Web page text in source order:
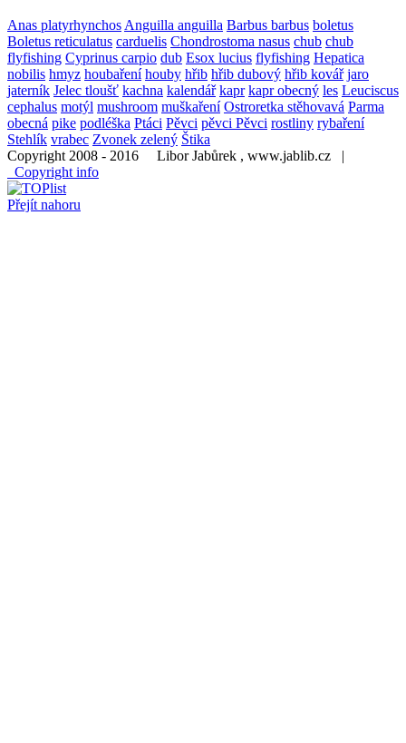
Anas platyrhynchos Anguilla anguilla Barbus barbus boletus
Boletus reticulatus carduelis Chondrostoma nasus chub chub
flyfishing Cyprinus carpio dub Esox lucius flyfishing Hepatica
nobilis hmyz houbaření houby hřib hřib dubový hřib kovář jaro
jaterník Jelec tloušť kachna kalendář kapr kapr obecný les Leuciscus
cephalus motýl mushroom muškaření Ostroretka stěhovavá Parma
obecná pike podléška Ptáci Pěvci pěvci Pěvci rostliny rybaření
Stehlík vrabec Zvonek zelený Štika
Copyright 2008 - 2016 Libor Jabůrek , www.jablib.cz |
Copyright info
Přejít nahoru